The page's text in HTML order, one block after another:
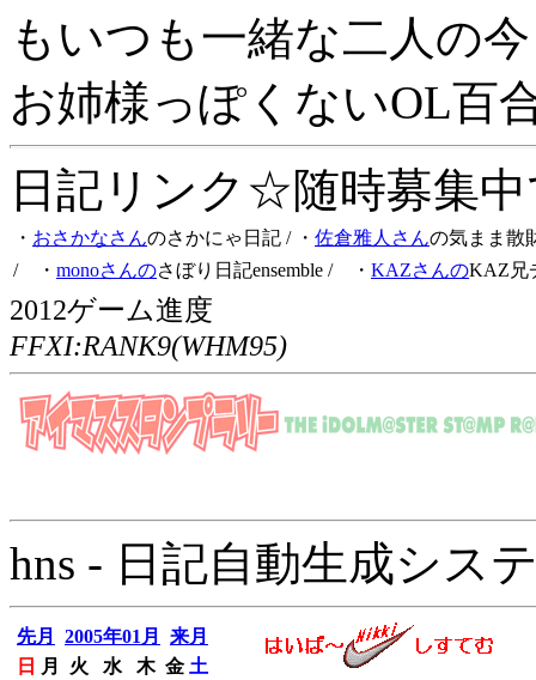
もいつも一緒な二人の
お姉様っぽくないOL百
日記リンク☆随時募集
・ おさかなさんのさかにゃ日記 / ・ 佐倉雅人さんの気まま散
/ ・ monoさんのさぼり日記ensemble / ・ KAZさんのKAZ兄
2012ゲーム進度
FFXI:RANK9(WHM95)
hns - 日記自動生成シス
先月 2005年01月
来月
日
月 火 水 木 金 土